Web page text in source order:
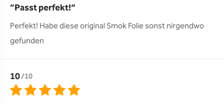
Passt perfekt!
Perfekt! Habe diese original Smok Folie sonst nirgendwo
gefunden
10/10